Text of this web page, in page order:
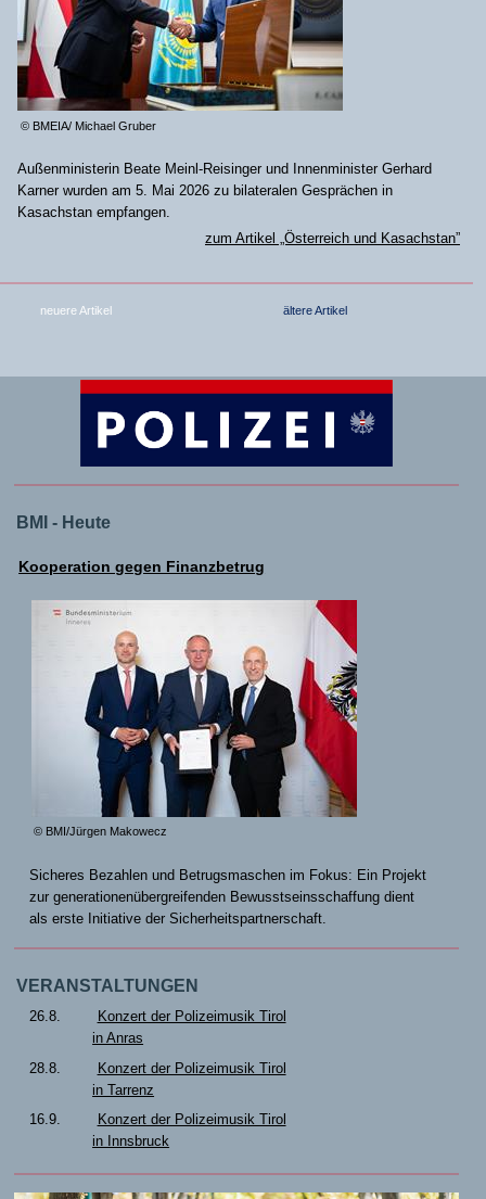
© BMEIA/ Michael Gruber
Außenministerin Beate Meinl-Reisinger und Innenminister Gerhard
Karner wurden am 5. Mai 2026 zu bilateralen Gesprächen in
Kasachstan empfangen.
zum Artikel „Österreich und Kasachstan”
neuere Artikel ältere Artikel
BMI - Heute
Kooperation gegen Finanzbetrug
© BMI/Jürgen Makowecz
Sicheres Bezahlen und Betrugsmaschen im Fokus: Ein Projekt
zur generationenübergreifenden Bewusstseinsschaffung dient
als erste Initiative der Sicherheitspartnerschaft.
VERANSTALTUNGEN
26.8.
Konzert der Polizeimusik Tirol
in Anras
28.8.
Konzert der Polizeimusik Tirol
in Tarrenz
16.9.
Konzert der Polizeimusik Tirol
in Innsbruck